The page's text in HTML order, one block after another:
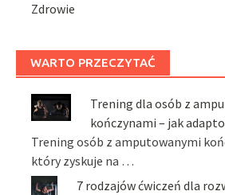
Zdrowie
WARTO PRZECZYTAĆ
Trening dla osób z
kończynami – jak
Trening osób z amputowanymi
który zyskuje na …
7 rodzajów ćwiczeń dla